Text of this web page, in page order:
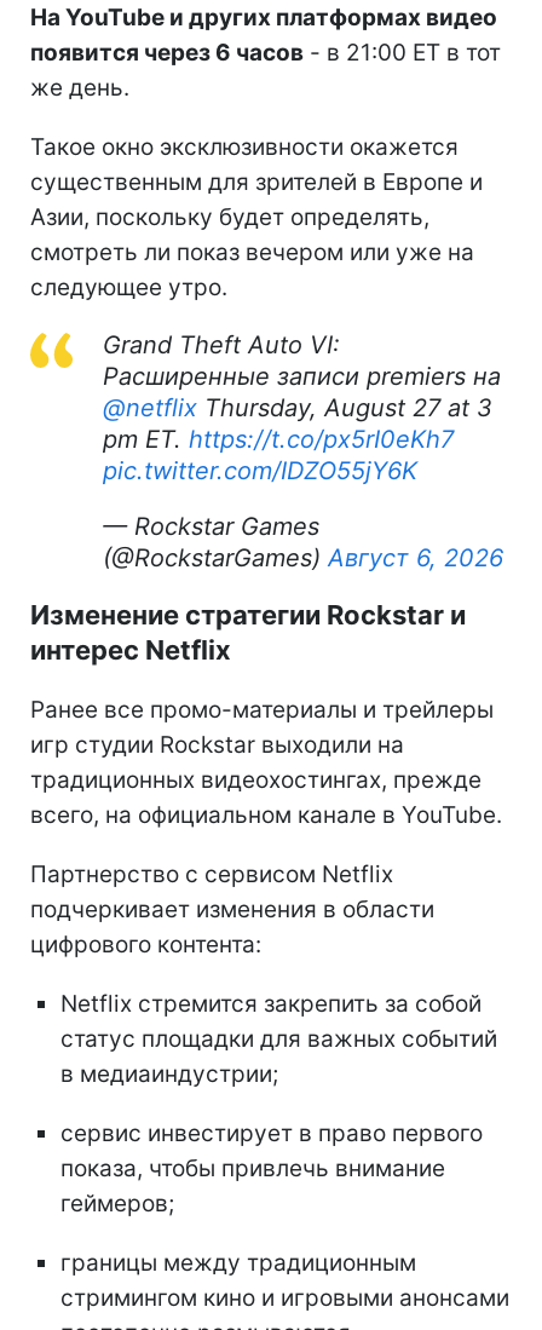
На YouTube и других платформах видео
появится через 6 часов - в 21:00 ET в тот
же день.
Такое окно эксклюзивности окажется
существенным для зрителей в Европе и
Азии, поскольку будет определять,
смотреть ли показ вечером или уже на
следующее утро.
Grand Theft Auto VI:
Расширенные записи premiers на
@netflix Thursday, August 27 at 3
pm ET. https://t.co/px5rI0eKh7
pic.twitter.com/IDZO55jY6K
— Rockstar Games
(@RockstarGames) Август 6, 2026
Изменение стратегии Rockstar и
интерес Netflix
Ранее все промо-материалы и трейлеры
игр студии Rockstar выходили на
традиционных видеохостингах, прежде
всего, на официальном канале в YouTube.
Партнерство с сервисом Netflix
подчеркивает изменения в области
цифрового контента:
Netflix стремится закрепить за собой
статус площадки для важных событий
в медиаиндустрии;
сервис инвестирует в право первого
показа, чтобы привлечь внимание
геймеров;
границы между традиционным
стримингом кино и игровыми анонсами